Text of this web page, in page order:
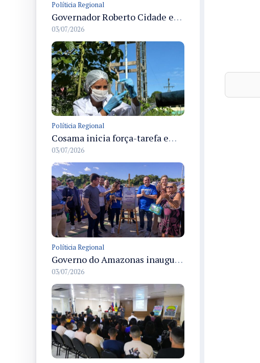
Políticia Regional
Governador Roberto Cidade entrega readequação do ambulatório da FCecon e amplia capacidade de atendimento oncológico em Manaus
03/07/2026
Políticia Regional
Cosama inicia força-tarefa em Anamã para fortalecer abastecimento de água e segurança hídrica da população
03/07/2026
Políticia Regional
Governo do Amazonas inaugura primeiro Castramóvel Fluvial para atendimento veterinário às comunidades ribeirinhas e castração gratuita
03/07/2026